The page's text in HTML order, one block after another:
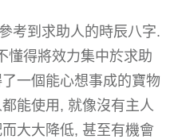
考到求助人的時辰八字.
懂得將效力集中於求助
一個能心想事成的寶物
能使用, 就像沒有主人
大大降低, 甚至有機會